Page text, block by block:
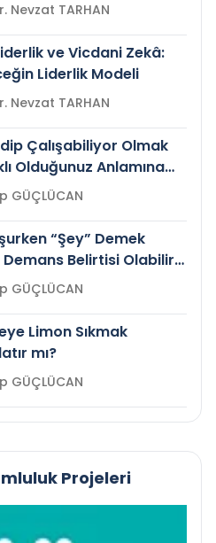
Prof.Dr. Nevzat TARHAN
ve Vicdani Zekâ:
Liderlik Modeli
Prof.Dr. Nevzat TARHAN
Çalışabiliyor Olmak
Olduğunuz Anlamına
Zeynep GÜÇLÜCAN
“Şey” Demek
Demans Belirtisi Olabilir
Zeynep GÜÇLÜCAN
Limon Sıkmak
mı?
Zeynep GÜÇLÜCAN
Projeleri